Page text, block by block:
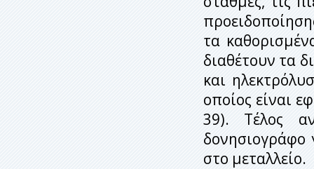
τα
διαθέτουν τα
και
οποίος είναι
39). Τέλος
δονησιογράφο
στο μεταλλείο.